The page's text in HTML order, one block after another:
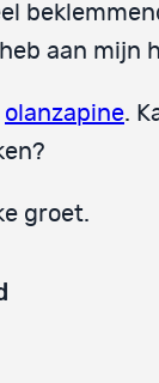
aan mijn
olanzapine.
groet.